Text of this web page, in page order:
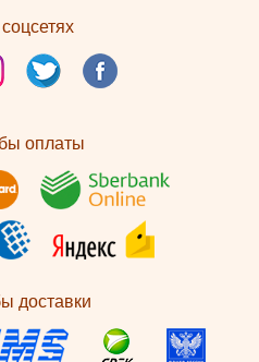
оплаты
доставки